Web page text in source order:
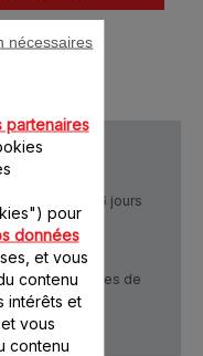
sous 5 à 6 jours
générales de
vente
partenaires
pour
données
et vous
contenu
intérêts et
vous
contenu
nécessaires